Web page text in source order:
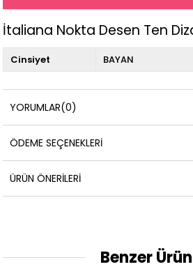
İtaliana Nokta Desen Ten
Cinsiyet BAYAN
YORUMLAR(0)
ÖDEME SEÇENEKLERI
ÜRÜN ÖNERILERI
Benzer